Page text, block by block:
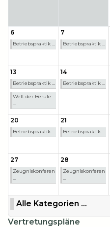
6
Betriebspraktik ...
7
Betriebspraktik ...
13
Betriebspraktik ...
Welt der Berufe
...
14
Betriebspraktik ...
20
Betriebspraktik ...
21
Betriebspraktik ...
27
Zeugniskonferen
...
28
Zeugniskonferen
...
Alle Kategorien ...
Vertretungspläne